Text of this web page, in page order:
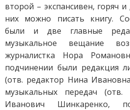
второй – экспансивен, горяч
них можно писать книгу.
были и две главные
музыкальное вещание
журналистка Нора
подчинении были редакция
(отв. редактор Нина
музыкальных передач (отв.
Иванович Шинкаренко,